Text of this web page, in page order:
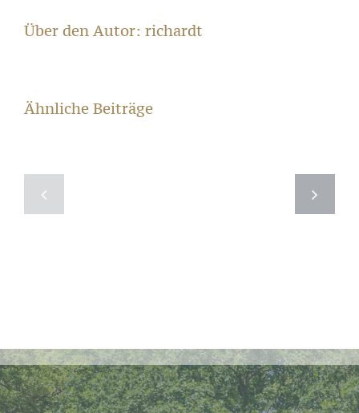
Über den Autor: richardt
Ähnliche Beiträge
25
jähriges